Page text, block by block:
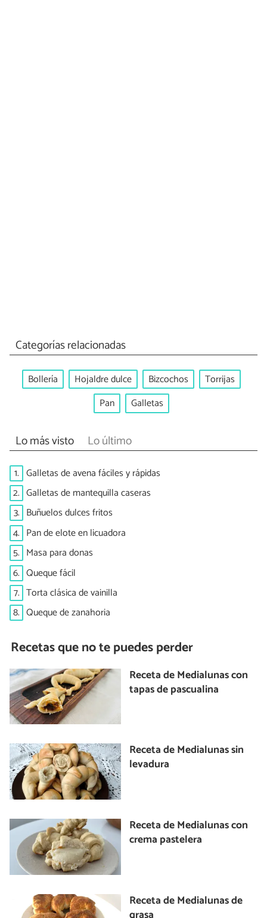
Categorías relacionadas
Bollería Hojaldre dulce Bizcochos
Torrijas
Pan
Galletas
Lo más visto Lo último
1. Galletas de avena fáciles y rápidas
2. Galletas de mantequilla caseras
3. Buñuelos dulces fritos
4. Pan de elote en licuadora
5. Masa para donas
6. Queque fácil
7. Torta clásica de vainilla
8. Queque de zanahoria
Recetas que no te puedes perder
Receta de Medialunas con
tapas de pascualina
Receta de Medialunas sin
levadura
Receta de Medialunas con
crema pastelera
Receta de Medialunas de